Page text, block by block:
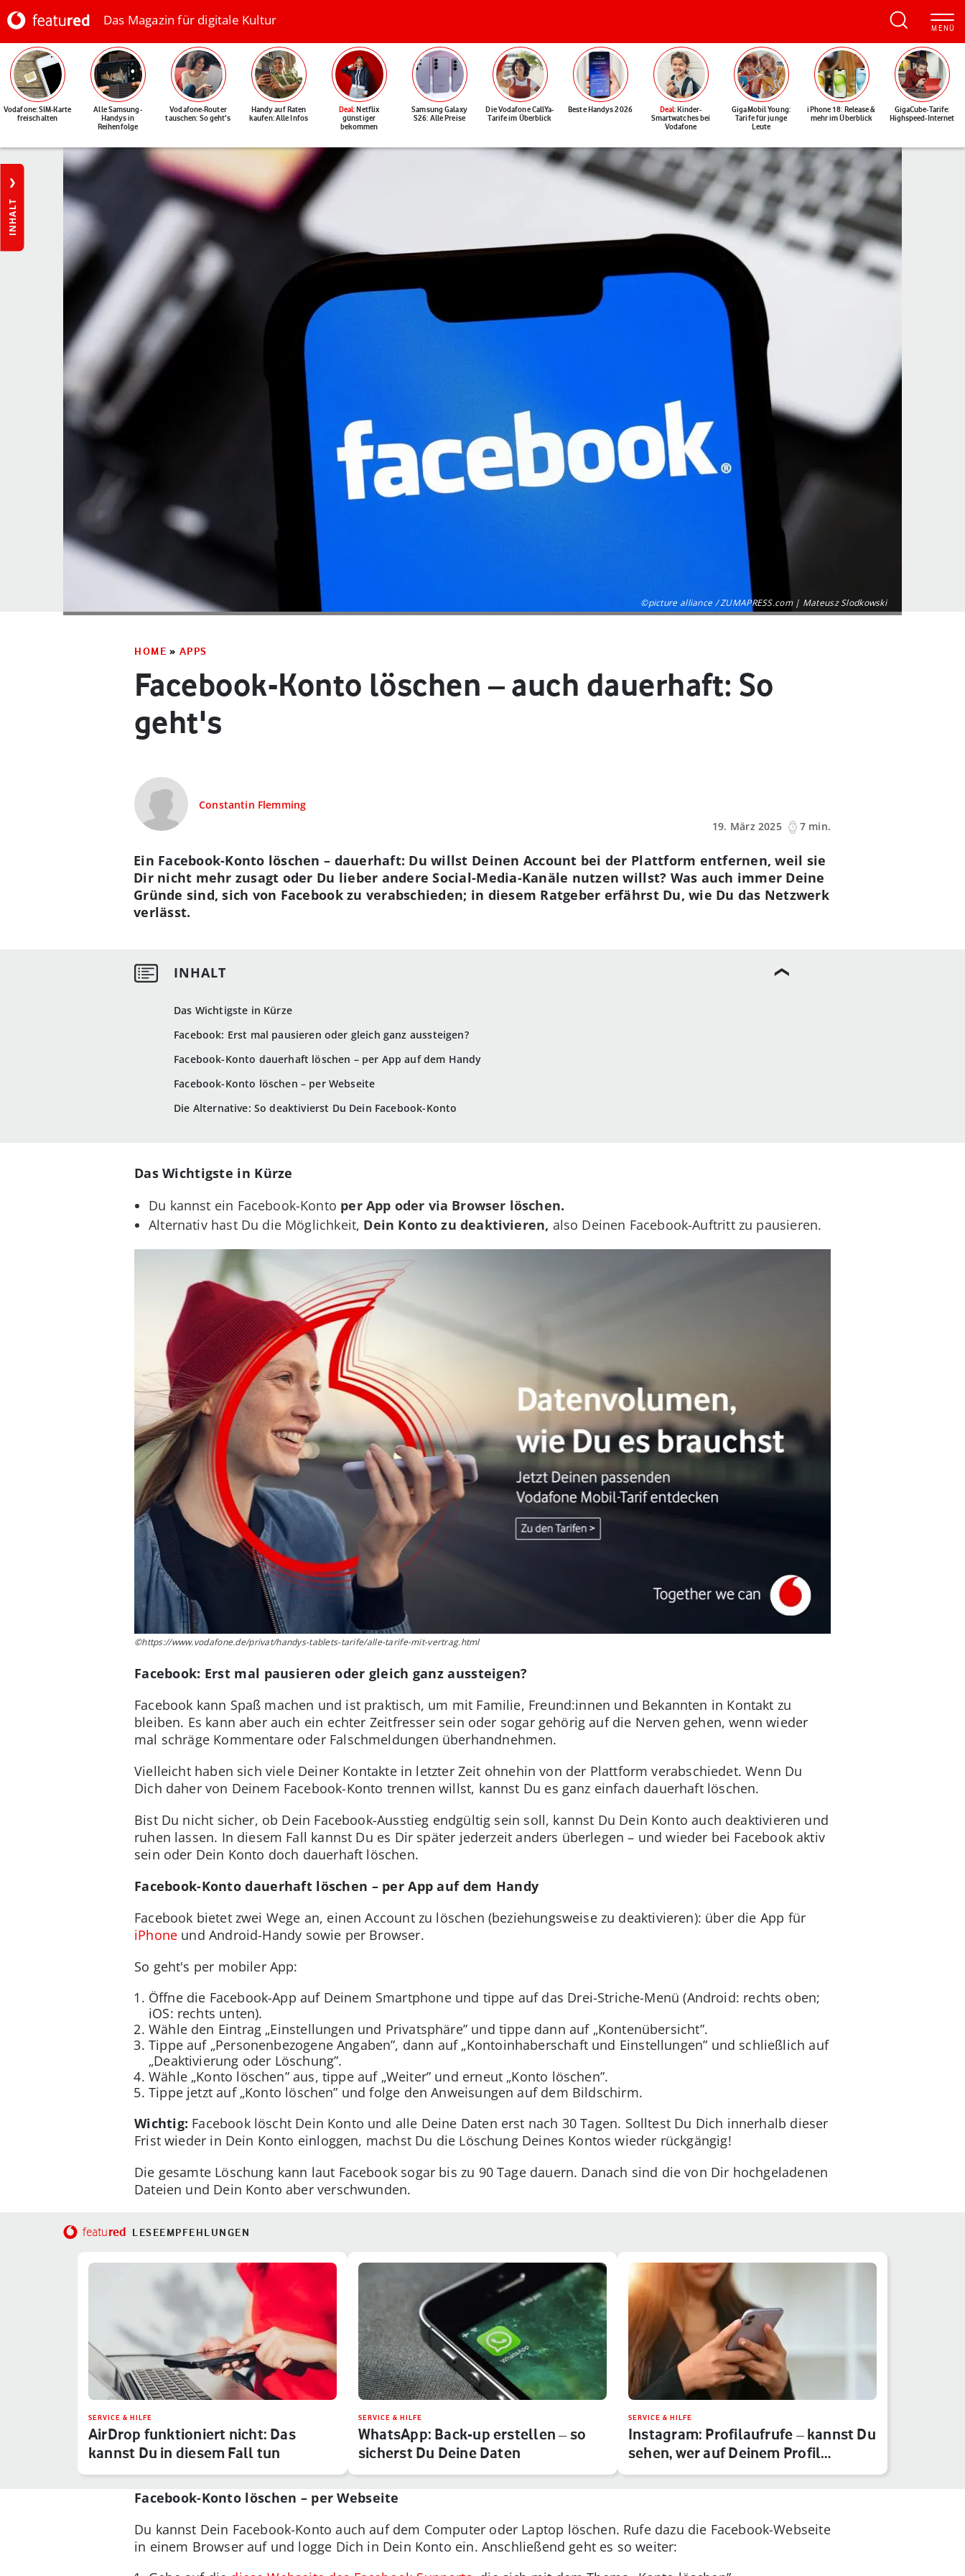
Das Magazin für digitale Kultur
Vodafone: SIM-Karte
freischalten
Alle Samsung-
Handys in
Reihenfolge
Vodafone-Router
tauschen: So geht's
Handy auf Raten
kaufen: Alle Infos
Deal: Netflix
günstiger
bekommen
Samsung Galaxy
S26: Alle Preise
Die Vodafone CallYa-
Tarife im Überblick
Beste Handys 2026 Deal: Kinder-
Smartwatches bei
Vodafone
GigaMobil Young:
Tarife für junge
Leute
iPhone 18: Release &
mehr im Überblick
GigaCube-Tarife:
Highspeed-Internet
INHALT
©picture alliance / ZUMAPRESS.com | Mateusz Slodkowski
HOME » APPS
Facebook-Konto löschen – auch dauerhaft: So
geht's
Constantin Flemming
19. März 2025
7 min.
Das Wichtigste in Kürze
Facebook: Erst mal pausieren oder gleich ganz aussteigen?
Facebook-Konto dauerhaft löschen – per App auf dem Handy
Facebook-Konto löschen – per Webseite
Die Alternative: So deaktivierst Du Dein Facebook-Konto
Ein Facebook-Konto löschen – dauerhaft: Du willst Deinen Account bei der Plattform entfernen, weil sie
Dir nicht mehr zusagt oder Du lieber andere Social-Media-Kanäle nutzen willst? Was auch immer Deine
Gründe sind, sich von Facebook zu verabschieden; in diesem Ratgeber erfährst Du, wie Du das Netzwerk
verlässt.
Das Wichtigste in Kürze
Du kannst ein Facebook-Konto per App oder via Browser löschen.
Alternativ hast Du die Möglichkeit, Dein Konto zu deaktivieren, also Deinen Facebook-Auftritt zu pausieren.
©https://www.vodafone.de/privat/handys-tablets-tarife/alle-tarife-mit-vertrag.html
Facebook: Erst mal pausieren oder gleich ganz aussteigen?
Facebook kann Spaß machen und ist praktisch, um mit Familie, Freund:innen und Bekannten in Kontakt zu
bleiben. Es kann aber auch ein echter Zeitfresser sein oder sogar gehörig auf die Nerven gehen, wenn wieder
mal schräge Kommentare oder Falschmeldungen überhandnehmen.
Vielleicht haben sich viele Deiner Kontakte in letzter Zeit ohnehin von der Plattform verabschiedet. Wenn Du
Dich daher von Deinem Facebook-Konto trennen willst, kannst Du es ganz einfach dauerhaft löschen.
Bist Du nicht sicher, ob Dein Facebook-Ausstieg endgültig sein soll, kannst Du Dein Konto auch deaktivieren und
ruhen lassen. In diesem Fall kannst Du es Dir später jederzeit anders überlegen – und wieder bei Facebook aktiv
sein oder Dein Konto doch dauerhaft löschen.
Facebook-Konto dauerhaft löschen – per App auf dem Handy
Facebook bietet zwei Wege an, einen Account zu löschen (beziehungsweise zu deaktivieren): über die App für
iPhone und Android-Handy sowie per Browser.
So geht's per mobiler App:
Öffne die Facebook-App auf Deinem Smartphone und tippe auf das Drei-Striche-Menü (Android: rechts oben;
iOS: rechts unten).
Wähle den Eintrag „Einstellungen und Privatsphäre” und tippe dann auf „Kontenübersicht”.
Tippe auf „Personenbezogene Angaben”, dann auf „Kontoinhaberschaft und Einstellungen” und schließlich auf
„Deaktivierung oder Löschung”.
Wähle „Konto löschen” aus, tippe auf „Weiter” und erneut „Konto löschen”.
Tippe jetzt auf „Konto löschen” und folge den Anweisungen auf dem Bildschirm.
Wichtig: Facebook löscht Dein Konto und alle Deine Daten erst nach 30 Tagen. Solltest Du Dich innerhalb dieser
Frist wieder in Dein Konto einloggen, machst Du die Löschung Deines Kontos wieder rückgängig!
Die gesamte Löschung kann laut Facebook sogar bis zu 90 Tage dauern. Danach sind die von Dir hochgeladenen
Dateien und Dein Konto aber verschwunden.
featured LESEEMPFEHLUNGEN
SERVICE & HILFE
AirDrop funktioniert nicht: Das
kannst Du in diesem Fall tun
SERVICE & HILFE
WhatsApp: Back-up erstellen – so
sicherst Du Deine Daten
SERVICE & HILFE
Instagram: Profilaufrufe – kannst Du
sehen, wer auf Deinem Profil…
Facebook-Konto löschen – per Webseite
Du kannst Dein Facebook-Konto auch auf dem Computer oder Laptop löschen. Rufe dazu die Facebook-Webseite
in einem Browser auf und logge Dich in Dein Konto ein. Anschließend geht es so weiter: